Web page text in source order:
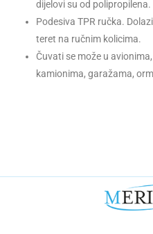
dijelovi su od polipropilena.
Podesiva TPR ručka.
teret na ručnim kolicima.
Čuvati se može u
kamionima, garažama,